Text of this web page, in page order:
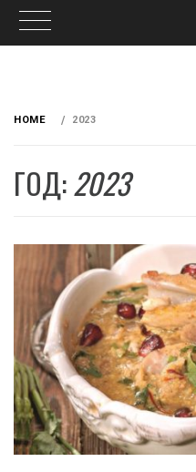
HOME 2023
ГОД:2023